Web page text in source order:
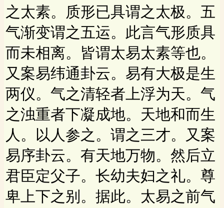
之太素。质形已具谓之太极。五
气渐变谓之五运。此言气形质具
而未相离。皆谓太易太素等也。
又案易纬通卦云。易有大极是生
两仪。气之清轻者上浮为天。气
之浊重者下凝成地。天地和而生
人。以人参之。谓之三才。又案
易序卦云。有天地万物。然后立
君臣定父子。长幼夫妇之礼。尊
卑上下之别。据此。太易之前气